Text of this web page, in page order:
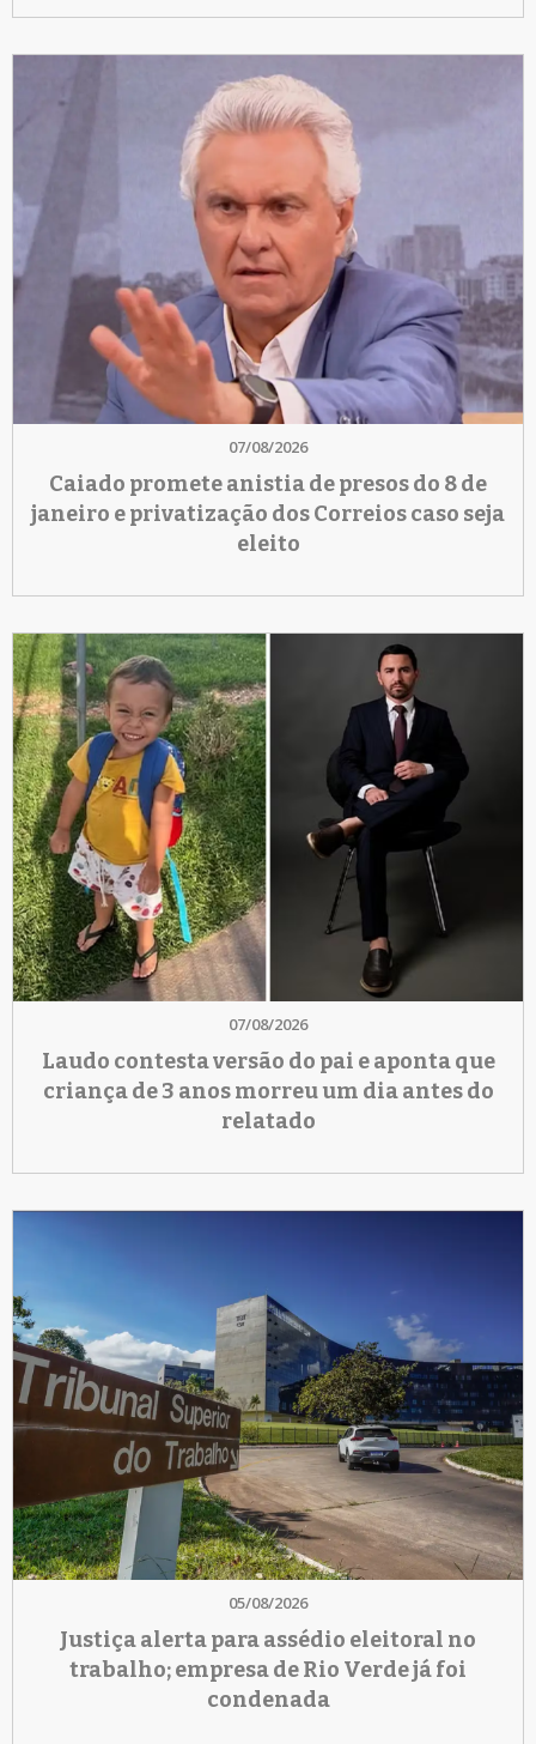
07/08/2026
Caiado promete anistia de presos do 8 de
janeiro e privatização dos Correios caso seja
eleito
07/08/2026
Laudo contesta versão do pai e aponta que
criança de 3 anos morreu um dia antes do
relatado
05/08/2026
Justiça alerta para assédio eleitoral no
trabalho; empresa de Rio Verde já foi
condenada